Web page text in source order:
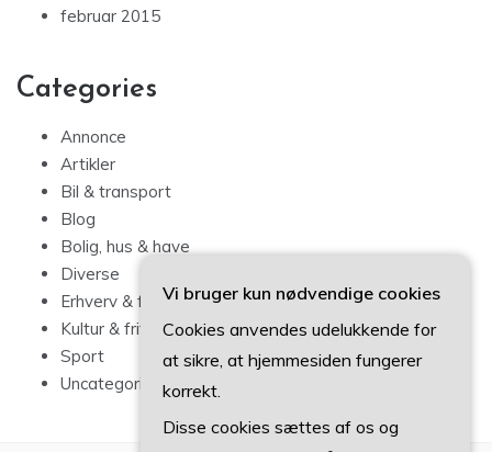
februar 2015
Categories
Annonce
Artikler
Bil & transport
Blog
Bolig, hus & have
Diverse
Erhverv & forbrug
Kultur & fritid
Sport
Uncategorized
Vi bruger kun nødvendige cookies
Cookies anvendes udelukkende for
at sikre, at hjemmesiden fungerer
korrekt.
Disse cookies sættes af os og